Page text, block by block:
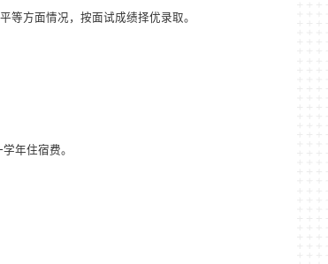
等方面情况，按面试成绩择优录取。
年住宿费。